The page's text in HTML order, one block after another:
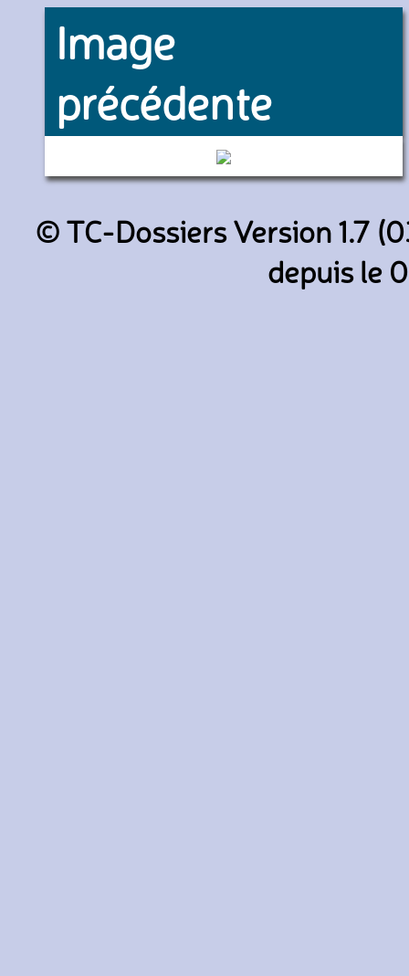
Image
précédente
1602 (RATP)
© TC-Dossiers Version 1.7
depuis le